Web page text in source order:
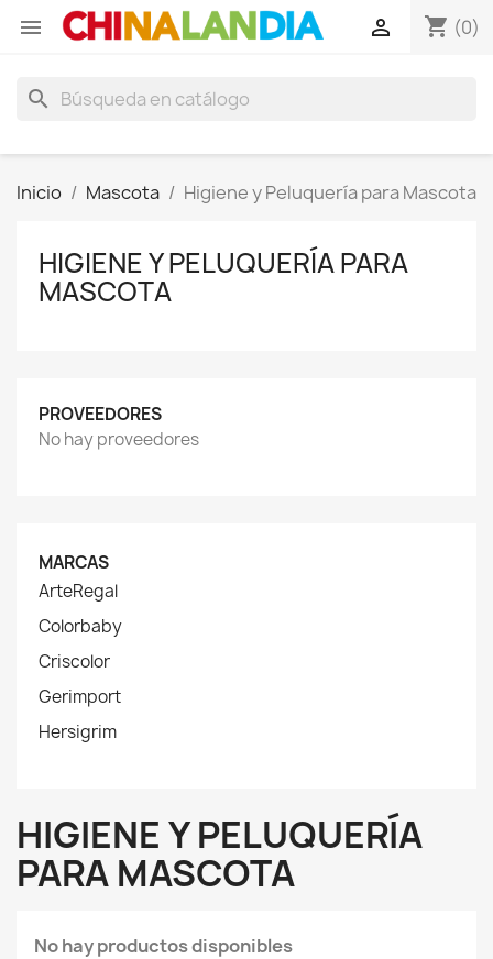
 shopping_cart (0)

search
Inicio Mascota Higiene y Peluquería para Mascota
HIGIENE Y PELUQUERÍA PARA
MASCOTA
PROVEEDORES
No hay proveedores
MARCAS
ArteRegal
Colorbaby
Criscolor
Gerimport
Hersigrim
HIGIENE Y PELUQUERÍA
PARA MASCOTA
No hay productos disponibles